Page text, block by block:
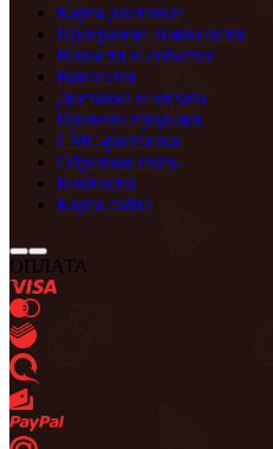
Карта доставки
Программа лояльности
Новости и события
Вакансии
Доставка и оплата
Правила продажи
СМС-рассылка
Обратная связь
Контакты
Карта сайта
ОПЛАТА